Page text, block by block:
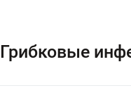
Грибковые